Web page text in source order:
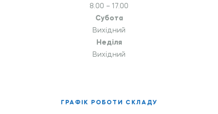
8.00 – 17.00
Субота
Вихідний
Неділя
Вихідний
ГРАФІК РОБОТИ СКЛАДУ